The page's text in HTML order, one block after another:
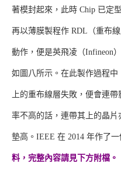
著模封起來，此時 Chip 已定
再以薄膜製程作 RDL（重布
動作，便是英飛凌（Infineon
如圖八所示。在此製作過程
上的重布線層失敗，便會連
率不高的話，連帶其上的晶
墊高。IEEE 在 2014 年作了
料，完整內容請見下方附檔。